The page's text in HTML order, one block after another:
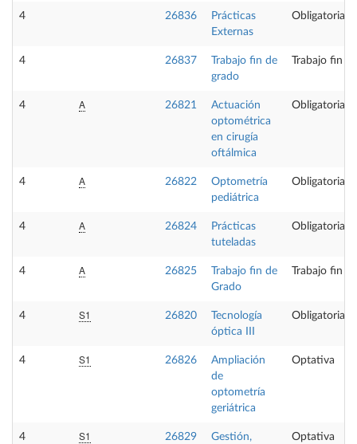
4 26836
Prácticas
Externas
Obligatoria
4 26837
Trabajo fin de
grado
Trabajo fin
4 A 26821
Actuación
optométrica
en cirugía
oftálmica
Obligatoria
4 A 26822
Optometría
pediátrica
Obligatoria
4 A 26824
Prácticas
tuteladas
Obligatoria
4 A 26825
Trabajo fin de
Grado
Trabajo fin
4 S1 26820
Tecnología
óptica III
Obligatoria
4 S1 26826
Ampliación
de
optometría
geriátrica
Optativa
4 S1 26829
Gestión,
Optativa